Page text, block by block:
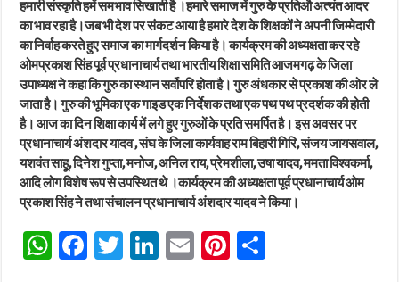
हमारी संस्कृति हमें समभाव सिखाती है ।हमारे समाज में गुरु के प्रतिऔ अत्यंत आदर
का भाव रहा है।जब भी देश पर संकट आया है हमारे देश के शिक्षकों ने अपनी जिम्मेदारी
का निर्वाह करते हुए समाज का मार्गदर्शन किया है। कार्यक्रम की अध्यक्षता कर रहे
ओमप्रकाश सिंह पूर्व प्रधानाचार्य तथा भारतीय शिक्षा समिति आजमगढ़ के जिला
उपाध्यक्ष ने कहा कि गुरु का स्थान सर्वोपरि होता है। गुरु अंधकार से प्रकाश की ओर ले
जाता है। गुरु की भूमिका एक गाइड एक निर्देशक तथा एक पथ पथ प्रदर्शक की होती
है। आज का दिन शिक्षा कार्य में लगे हुए गुरुओं के प्रति समर्पित है। इस अवसर पर
प्रधानाचार्य अंशदार यादव , संघ के जिला कार्यवाह राम बिहारी गिरि, संजय जायसवाल,
यशवंत साहू, दिनेश गुप्ता, मनोज, अनिल राय, प्रेमशीला, उषा यादव, ममता विश्वकर्मा,
आदि लोग विशेष रूप से उपस्थित थे ।कार्यक्रम की अध्यक्षता पूर्व प्रधानाचार्य ओम
प्रकाश सिंह ने तथा संचालन प्रधानाचार्य अंशदार यादव ने किया।
W Fa T Li E Pi